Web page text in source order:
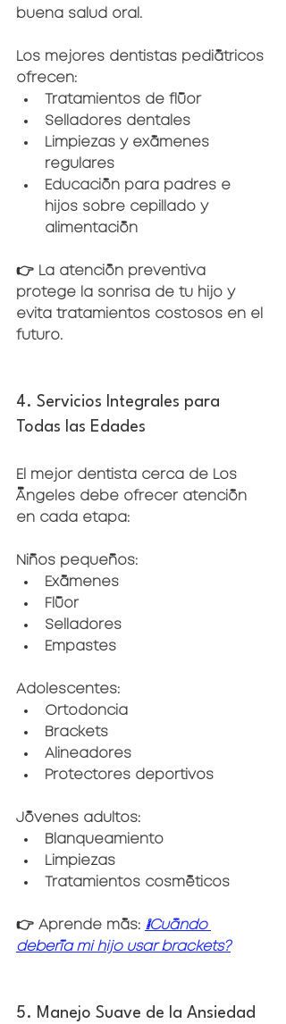
buena salud oral.
Los mejores dentistas pediátricos
ofrecen:
Tratamientos de flúor
Selladores dentales
Limpiezas y exámenes
regulares
Educación para padres e
hijos sobre cepillado y
alimentación
👉 La atención preventiva
protege la sonrisa de tu hijo y
evita tratamientos costosos en el
futuro.
4. Servicios Integrales para
Todas las Edades
El mejor dentista cerca de Los
Ángeles debe ofrecer atención
en cada etapa:
Niños pequeños:
Exámenes
Flúor
Selladores
Empastes
Adolescentes:
Ortodoncia
Brackets
Alineadores
Protectores deportivos
Jóvenes adultos:
Blanqueamiento
Limpiezas
Tratamientos cosméticos
👉 Aprende más: ¿Cuándo
debería mi hijo usar brackets?
5. Manejo Suave de la Ansiedad